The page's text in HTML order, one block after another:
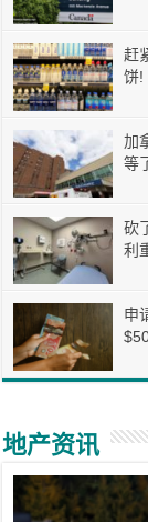
赶
饼!
加
等
砍
利
申
地产资讯